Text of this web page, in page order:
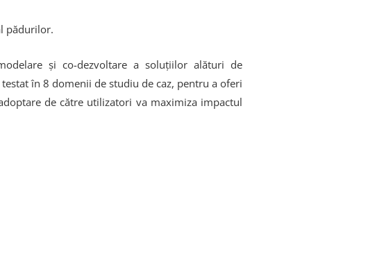
pădurilor.
și co-dezvoltare a soluțiilor alături de
în 8 domenii de studiu de caz, pentru a oferi
de către utilizatori va maximiza impactul